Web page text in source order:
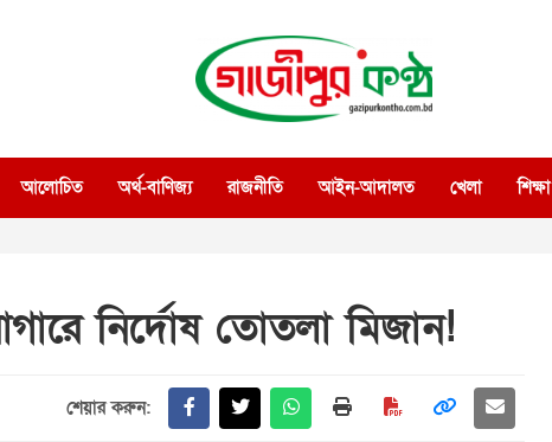
গাজীপুর কণ্ঠ
আলোচিত অর্থ-বাণিজ্য রাজনীতি আইন-আদালত খেলা শিক্ষা
নির্দোষ তোতলা মিজান!
শেয়ার করুন: